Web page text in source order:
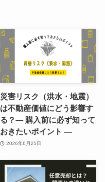
災害リスク（洪水・地震）
は不動産価値にどう影響す
る？― 購入前に必ず知って
おきたいポイント ―
2026年6月25日